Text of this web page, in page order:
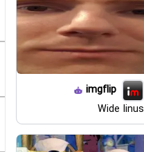
imgflip
Wide linus